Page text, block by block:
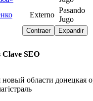
Externo
Pasando
Jugo
Expandir
Contraer
Clave SEO
новый области донецкая